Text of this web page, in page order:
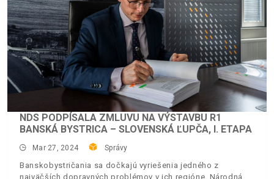
NDS PODPÍSALA ZMLUVU NA VÝSTAVBU R1
BANSKÁ BYSTRICA – SLOVENSKÁ ĽUPČA, I. ETAPA
Mar 27, 2024 Správy
Banskobystričania sa dočkajú vyriešenia jedného z
najväčších dopravných problémov v ich regióne. Národná